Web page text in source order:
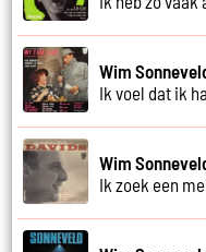
Wim
Ik voel dat ik
Wim
Ik zoek een